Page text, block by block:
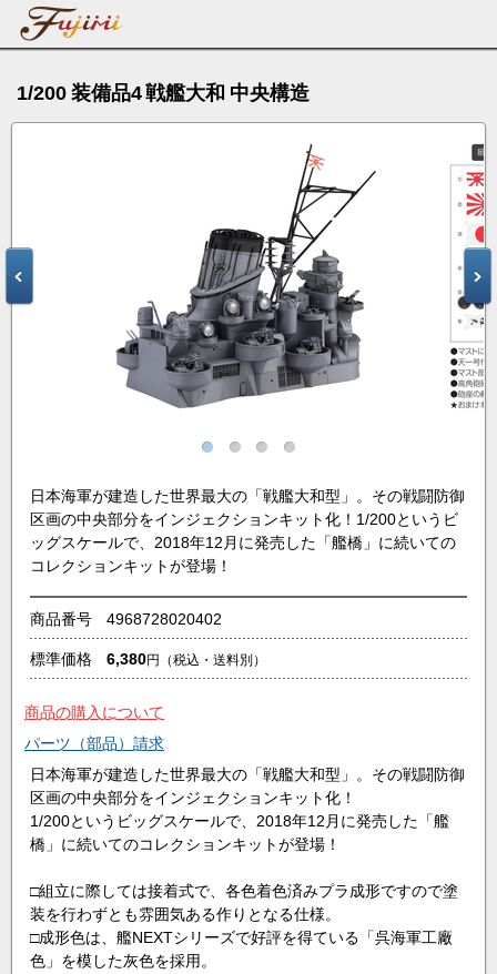
1/200 装備品4 戦艦大和 中央構造
日本海軍が建造した世界最大の「戦艦大和型」。その戦闘防御
区画の中央部分をインジェクションキット化！1/200というビ
ッグスケールで、2018年12月に発売した「艦橋」に続いての
コレクションキットが登場！
商品番号 4968728020402
標準価格 6,380円 （税込・送料別）
商品の購入について
パーツ（部品）請求
日本海軍が建造した世界最大の「戦艦大和型」。その戦闘防御
区画の中央部分をインジェクションキット化！
1/200というビッグスケールで、2018年12月に発売した「艦
橋」に続いてのコレクションキットが登場！
□組立に際しては接着式で、各色着色済みプラ成形ですので塗
装を行わずとも雰囲気ある作りとなる仕様。
□成形色は、艦NEXTシリーズで好評を得ている「呉海軍工廠
色」を模した灰色を採用。